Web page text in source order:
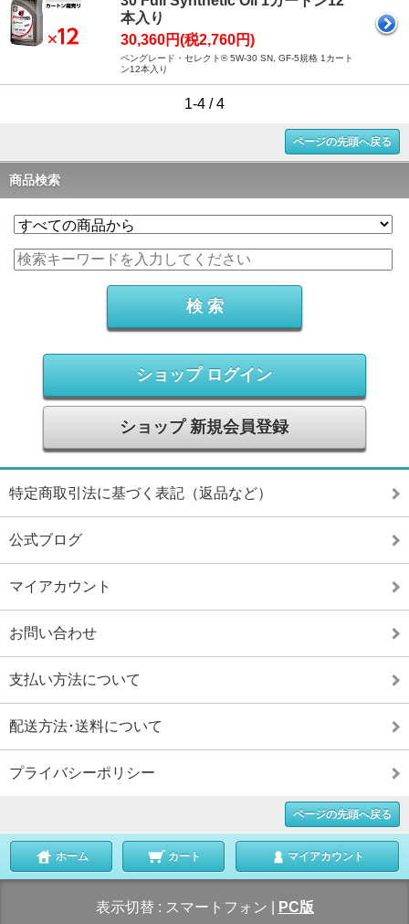
本入り
30,360円(税2,760円)
ペングレード・セレクト® 5W-30 SN, GF-5規格 1カート
ン12本入り
1-4 / 4
ページの先頭へ戻る
商品検索
ショップ ログイン
ショップ 新規会員登録
特定商取引法に基づく表記（返品など）
公式ブログ
マイアカウント
お問い合わせ
支払い方法について
配送方法･送料について
プライバシーポリシー
ページの先頭へ戻る
ホーム カート マイアカウント
表示切替 : スマートフォン PC版